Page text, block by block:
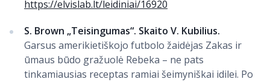
https://elvislab.lt/leidiniai/16920
S. Brown „Teisingumas“. Skaito V. Kubilius.
Garsus amerikietiškojo futbolo žaidėjas Zakas ir
ūmaus būdo gražuolė Rebeka – ne pats
tinkamiausias receptas ramiai šeimyniškai idilei. Po